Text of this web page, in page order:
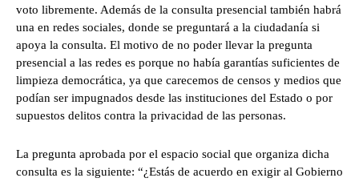
voto libremente. Además de la consulta presencial también habrá
una en redes sociales, donde se preguntará a la ciudadanía si
apoya la consulta. El motivo de no poder llevar la pregunta
presencial a las redes es porque no había garantías suficientes de
limpieza democrática, ya que carecemos de censos y medios que
podían ser impugnados desde las instituciones del Estado o por
supuestos delitos contra la privacidad de las personas.
La pregunta aprobada por el espacio social que organiza dicha
consulta es la siguiente: “¿Estás de acuerdo en exigir al Gobierno